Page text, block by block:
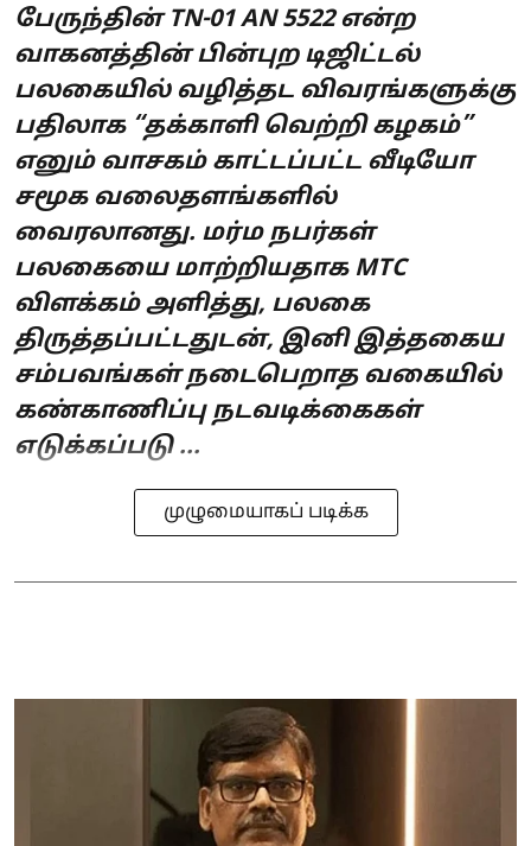
பேருந்தின் TN-01 AN 5522 என்ற
வாகனத்தின் பின்புற டிஜிட்டல்
பலகையில் வழித்தட விவரங்களுக்கு
பதிலாக “தக்காளி வெற்றி கழகம்”
எனும் வாசகம் காட்டப்பட்ட வீடியோ
சமூக வலைதளங்களில்
வைரலானது. மர்ம நபர்கள்
பலகையை மாற்றியதாக MTC
விளக்கம் அளித்து, பலகை
திருத்தப்பட்டதுடன், இனி இத்தகைய
சம்பவங்கள் நடைபெறாத வகையில்
கண்காணிப்பு நடவடிக்கைகள்
எடுக்கப்படு ...
முழுமையாகப் படிக்க